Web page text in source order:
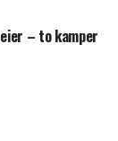
– to kamper